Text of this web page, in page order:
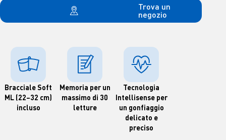
Trova un
negozio
Bracciale Soft
ML (22–32 cm)
incluso
Memoria per un
massimo di 30
letture
Tecnologia
Intellisense per
un gonfiaggio
delicato e
preciso